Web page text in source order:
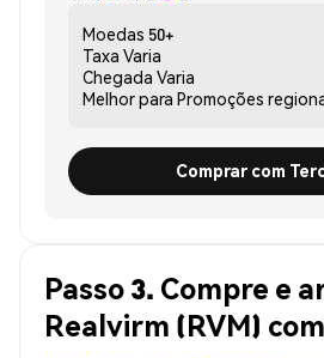
Moedas 50+
Taxa Varia
Chegada Varia
Melhor para Promoções
Comprar com
Passo 3. Compre e
Realvirm (RVM)